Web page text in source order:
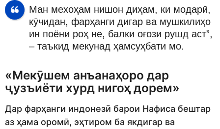
Ман мехоҳам нишон диҳам, ки модарӣ,
кӯчидан, фарҳанги дигар ва мушкилиҳо
ин поёни роҳ не, балки оғози рушд аст”,
– таъкид мекунад ҳамсуҳбати мо.
«Мекӯшем анъанаҳоро дар
ҷузъиёти хурд нигоҳ дорем»
Дар фарҳанги индонезӣ барои Нафиса бештар
аз ҳама оромӣ, эҳтиром ба якдигар ва